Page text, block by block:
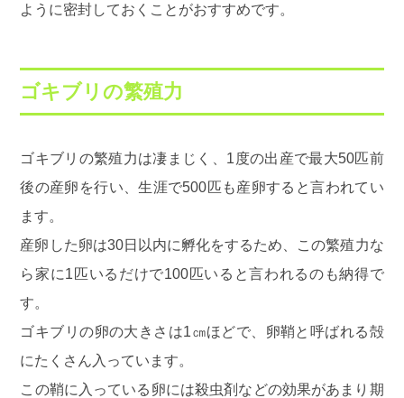
ように密封しておくことがおすすめです。
ゴキブリの繁殖力
ゴキブリの繁殖力は凄まじく、1度の出産で最大50匹前
後の産卵を行い、生涯で500匹も産卵すると言われてい
ます。
産卵した卵は30日以内に孵化をするため、この繁殖力な
ら家に1匹いるだけで100匹いると言われるのも納得で
す。
ゴキブリの卵の大きさは1㎝ほどで、卵鞘と呼ばれる殻
にたくさん入っています。
この鞘に入っている卵には殺虫剤などの効果があまり期